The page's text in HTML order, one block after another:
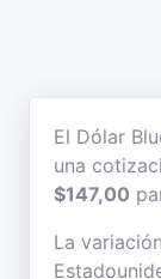
El Dólar
una
$147,00
La